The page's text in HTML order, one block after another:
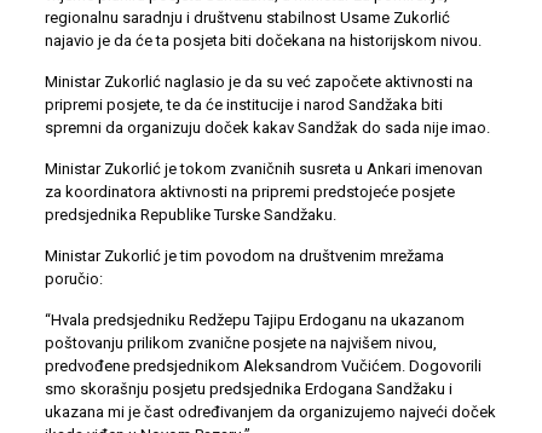
regionalnu saradnju i društvenu stabilnost Usame Zukorlić
najavio je da će ta posjeta biti dočekana na historijskom nivou.
Ministar Zukorlić naglasio je da su već započete aktivnosti na
pripremi posjete, te da će institucije i narod Sandžaka biti
spremni da organizuju doček kakav Sandžak do sada nije imao.
Ministar Zukorlić je tokom zvaničnih susreta u Ankari imenovan
za koordinatora aktivnosti na pripremi predstojeće posjete
predsjednika Republike Turske Sandžaku.
Ministar Zukorlić je tim povodom na društvenim mrežama
poručio:
“Hvala predsjedniku Redžepu Tajipu Erdoganu na ukazanom
poštovanju prilikom zvanične posjete na najvišem nivou,
predvođene predsjednikom Aleksandrom Vučićem. Dogovorili
smo skorašnju posjetu predsjednika Erdogana Sandžaku i
ukazana mi je čast određivanjem da organizujemo najveći doček